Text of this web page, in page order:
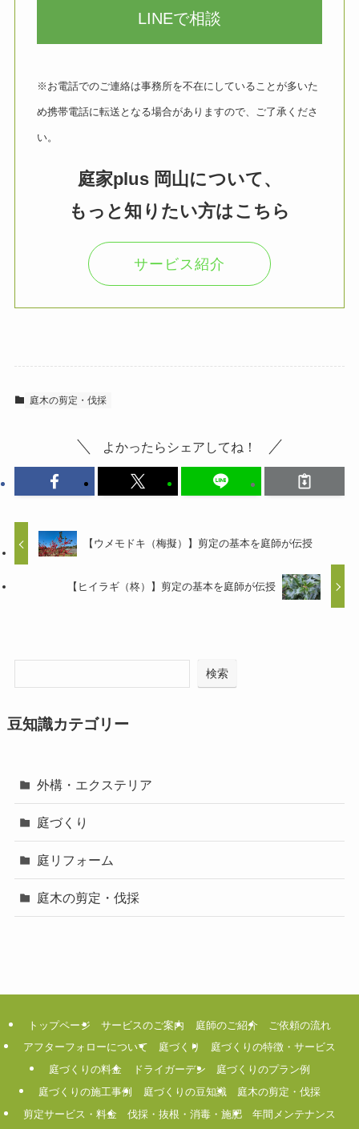
LINEで相談
※お電話でのご連絡は事務所を不在にしていることが多いた
め携帯電話に転送となる場合がありますので、ご了承くださ
い。
庭家plus 岡山について、
もっと知りたい方はこちら
サービス紹介
庭木の剪定・伐採
よかったらシェアしてね！
【ウメモドキ（梅擬）】剪定の基本を庭師が伝授
【ヒイラギ（柊）】剪定の基本を庭師が伝授
検索
豆知識カテゴリー
外構・エクステリア
庭づくり
庭リフォーム
庭木の剪定・伐採
トップページ サービスのご案内 庭師のご紹介
ご依頼の流れ
アフターフォローについて
庭づくり
庭づくりの特徴・サービス
庭づくりの料金
ドライガーデン
庭づくりのプラン例
庭づくりの施工事例
庭づくりの豆知識
庭木の剪定・伐採
剪定サービス・料金
伐採・抜根・消毒・施肥 年間メンテナンス